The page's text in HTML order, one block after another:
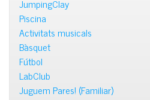
JumpingClay
Piscina
Activitats musicals
Bàsquet
Fútbol
LabClub
Juguem Pares! (Familiar)